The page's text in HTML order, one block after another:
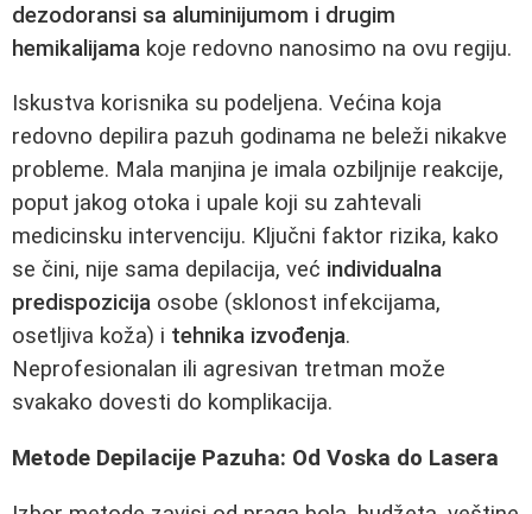
dezodoransi sa aluminijumom i drugim
hemikalijama koje redovno nanosimo na ovu regiju.
Iskustva korisnika su podeljena. Većina koja
redovno depilira pazuh godinama ne beleži nikakve
probleme. Mala manjina je imala ozbiljnije reakcije,
poput jakog otoka i upale koji su zahtevali
medicinsku intervenciju. Ključni faktor rizika, kako
se čini, nije sama depilacija, već individualna
predispozicija osobe (sklonost infekcijama,
osetljiva koža) i tehnika izvođenja.
Neprofesionalan ili agresivan tretman može
svakako dovesti do komplikacija.
Metode Depilacije Pazuha: Od Voska do Lasera